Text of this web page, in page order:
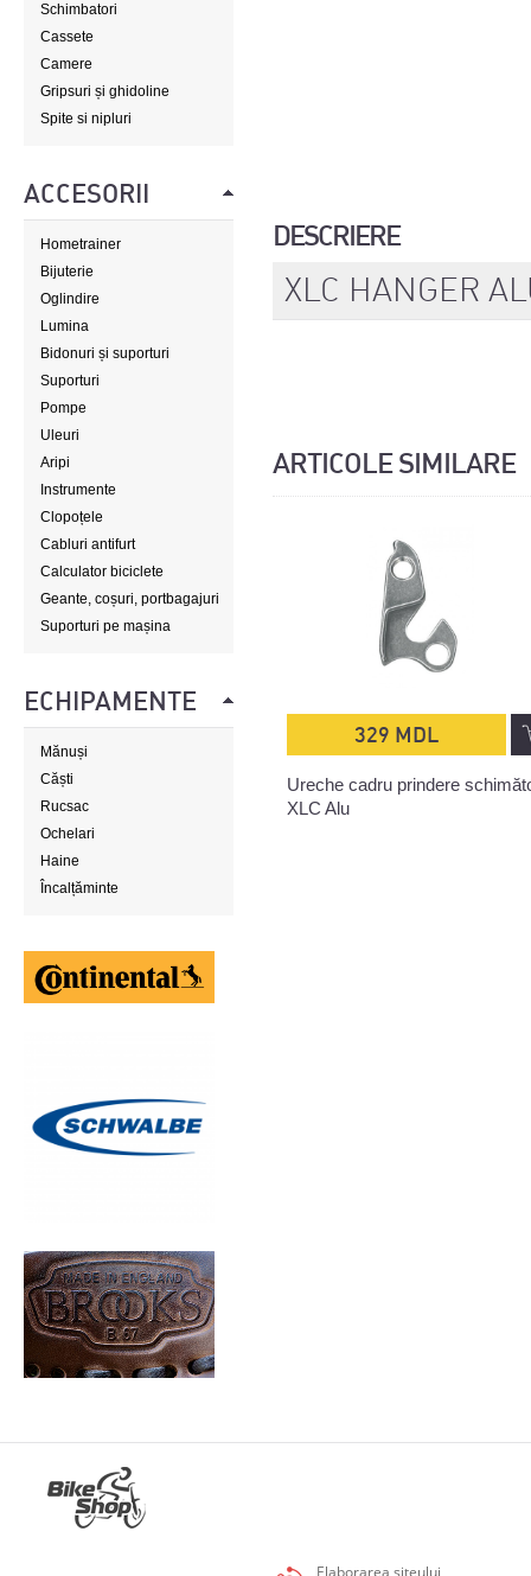
Schimbatori
Cassete
Camere
Gripsuri și ghidoline
Spite si nipluri
ACCESORII
Hometrainer
Bijuterie
Oglindire
Lumina
Bidonuri și suporturi
Suporturi
Pompe
Uleuri
Aripi
Instrumente
Clopoțele
Cabluri antifurt
Calculator biciclete
Geante, coșuri, portbagajuri
Suporturi pe mașina
ECHIPAMENTE
Mănuși
Căști
Rucsac
Ochelari
Haine
Încalțăminte
DESCRIERE
XLC HANGER
ARTICOLE SIMILARE
329 MDL
Ureche cadru prindere
XLC Alu
Elaborarea siteului